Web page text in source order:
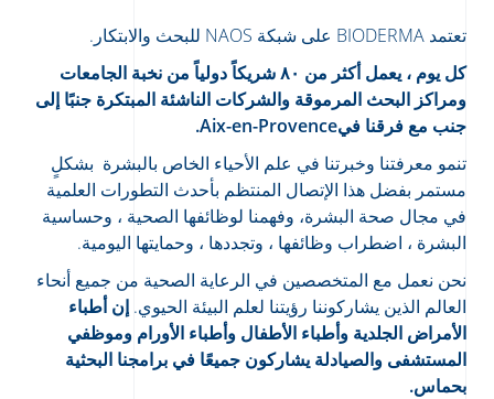
تعتمد BIODERMA على شبكة NAOS للبحث والابتكار.
كل يوم ، يعمل أكثر من ٨٠ شريكاً دولياً من نخبة الجامعات
ومراكز البحث المرموقة والشركات الناشئة المبتكرة جنبًا إلى
جنب مع فرقنا فيAix-en-Provence.
تنمو معرفتنا وخبرتنا في علم الأحياء الخاص بالبشرة بشكلٍ
مستمر بفضل هذا الإتصال المنتظم بأحدث التطورات العلمية
في مجال صحة البشرة، وفهمنا لوظائفها الصحية ، وحساسية
البشرة ، اضطراب وظائفها ، وتجددها ، وحمايتها اليومية.
نحن نعمل مع المتخصصين في الرعاية الصحية من جميع أنحاء
العالم الذين يشاركوننا رؤيتنا لعلم البيئة الحيوي. إن أطباء
الأمراض الجلدية وأطباء الأطفال وأطباء الأورام وموظفي
المستشفى والصيادلة يشاركون جميعًا في برامجنا البحثية
بحماس.